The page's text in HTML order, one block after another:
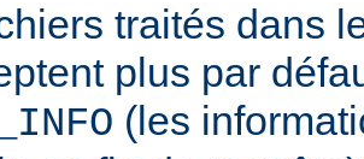
traités dans
plus par
(les